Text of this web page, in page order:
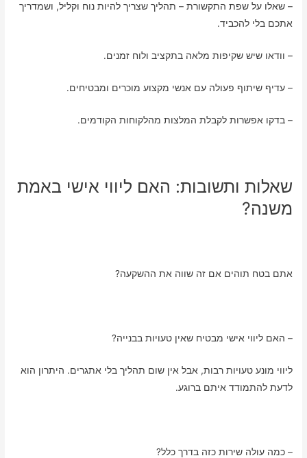
– שאלו על שפת התקשורת – תהליך שצריך להיות נוח וקליל, ושמדריך
אתכם בלי להכביד.
– וודאו שיש שקיפות מלאה בתקציב ולוח זמנים.
– עדיף שיתוף פעולה עם אנשי מקצוע מוכרים ומבטיחים.
– בדקו אפשרות לקבלת המלצות מהלקוחות הקודמים.
שאלות ותשובות: האם ליווי אישי באמת
משנה?
אתם בטח תוהים אם זה שווה את ההשקעה?
– האם ליווי אישי מבטיח שאין טעויות בבנייה?
ליווי מונע טעויות רבות, אבל אין שום תהליך בלי אתגרים. היתרון הוא
לדעת להתמודד איתם ברוגע.
– כמה עולה שירות כזה בדרך כלל?